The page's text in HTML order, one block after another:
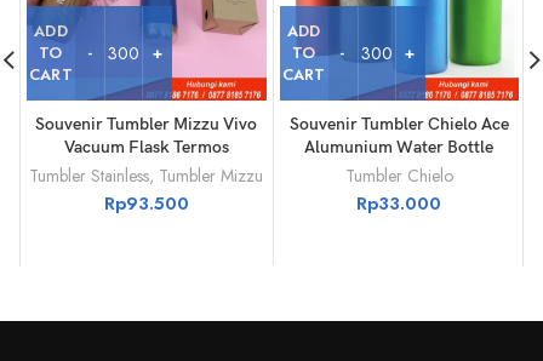
ADD
TO
CART
Souvenir Tumbler Mizzu Vivo
Vacuum Flask Termos
Tumbler Stainless, Tumbler Mizzu
Rp93.500
ADD
TO
CART
Souvenir Tumbler Chielo Ace
Alumunium Water Bottle
Tumbler Chielo
Rp33.000